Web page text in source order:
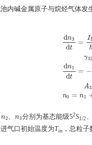
内碱金属原子与烷烃气体发
dn3
dt
=
I
γ32
dn1
dt
= −
A
n0 = n1
dn3d
n2
n2、n3
n3分别为基态能级52S1/2
气口初始温度为Tin ，总粒